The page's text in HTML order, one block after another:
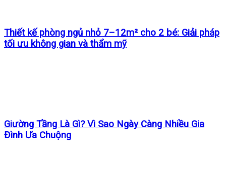
Thiết kế phòng ngủ nhỏ 7–12m² cho 2 bé: Giải pháp
tối ưu không gian và thẩm mỹ
Giường Tầng Là Gì? Vì Sao Ngày Càng Nhiều Gia
Đình Ưa Chuộng